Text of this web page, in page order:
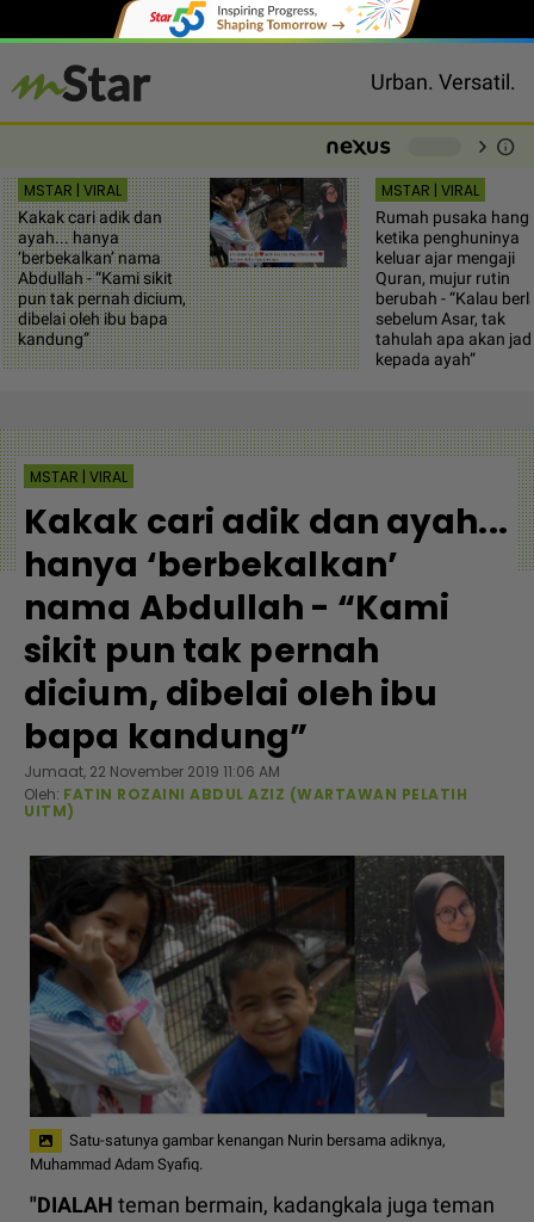
Urban. Versatil.
chevron_right info
MSTAR | VIRAL
Kakak cari adik dan
ayah... hanya
‘berbekalkan’ nama
Abdullah - “Kami sikit
pun tak pernah dicium,
dibelai oleh ibu bapa
kandung”
MSTAR | VIRAL
Rumah pusaka
ketika penghuninya
keluar ajar mengaji
Quran, mujur rutin
berubah - “Kalau
sebelum Asar, tak
tahulah apa akan jadi
kepada ayah”
MSTAR | VIRAL
Kakak cari adik dan ayah...
hanya ‘berbekalkan’
nama Abdullah - “Kami
sikit pun tak pernah
dicium, dibelai oleh ibu
bapa kandung”
Jumaat, 22 November 2019 11:06 AM
Oleh: FATIN ROZAINI ABDUL AZIZ (WARTAWAN PELATIH
UITM)
Satu-satunya gambar kenangan Nurin bersama adiknya,
Muhammad Adam Syafiq.
"DIALAH teman bermain, kadangkala juga teman